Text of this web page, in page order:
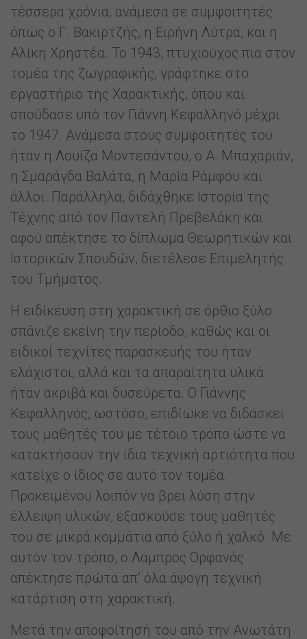
τέσσερα χρόνια, ανάμεσα σε συμφοιτητές
όπως ο Γ. Βακιρτζής, η Ειρήνη Λύτρα, και η
Αλίκη Χρηστέα. Το 1943, πτυχιούχος πια στον
τομέα της ζωγραφικής, γράφτηκε στο
εργαστήριο της Χαρακτικής, όπου και
σπούδασε υπό τον Γιάννη Κεφαλληνό μέχρι
το 1947. Ανάμεσα στους συμφοιτητές του
ήταν η Λουίζα Μοντεσάντου, ο Α. Μπαχαριάν,
η Σμαράγδα Βαλάτα, η Μαρία Ράμφου και
άλλοι. Παράλληλα, διδάχθηκε Ιστορία της
Τέχνης από τον Παντελή Πρεβελάκη και
αφού απέκτησε το δίπλωμα Θεωρητικών και
Ιστορικών Σπουδών, διετέλεσε Επιμελητής
του Τμήματος.
Η ειδίκευση στη χαρακτική σε όρθιο ξύλο
σπάνιζε εκείνη την περίοδο, καθώς και οι
ειδικοί τεχνίτες παρασκευής του ήταν
ελάχιστοι, αλλά και τα απαραίτητα υλικά
ήταν ακριβά και δυσεύρετα. Ο Γιάννης
Κεφαλληνός, ωστόσο, επιδίωκε να διδάσκει
τους μαθητές του με τέτοιο τρόπο ώστε να
κατακτήσουν την ίδια τεχνική αρτιότητα που
κατείχε ο ίδιος σε αυτό τον τομέα.
Προκειμένου λοιπόν να βρει λύση στην
έλλειψη υλικών, εξασκούσε τους μαθητές
του σε μικρά κομμάτια από ξύλο ή χαλκό. Με
αυτόν τον τρόπο, ο Λάμπρος Ορφανός
απέκτησε πρώτα απ’ όλα άψογη τεχνική
κατάρτιση στη χαρακτική.
Μετά την αποφοίτησή του από την Ανωτάτη